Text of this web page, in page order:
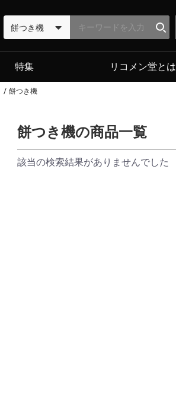
特集 リコメン堂とは
餅つき機
餅つき機の商品一覧
該当の検索結果がありませんでした